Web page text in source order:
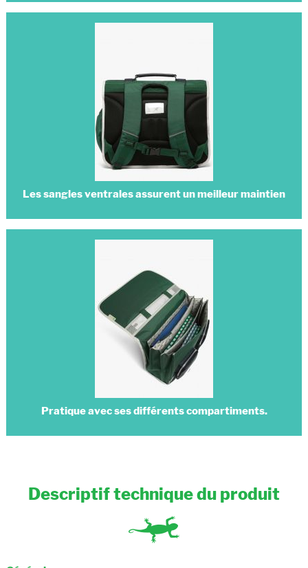
Les sangles ventrales assurent un meilleur maintien
Pratique avec ses différents compartiments.
Descriptif technique du produit